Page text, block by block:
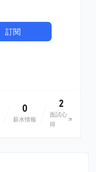
訂閱
0
薪水情報
2
面試心
得